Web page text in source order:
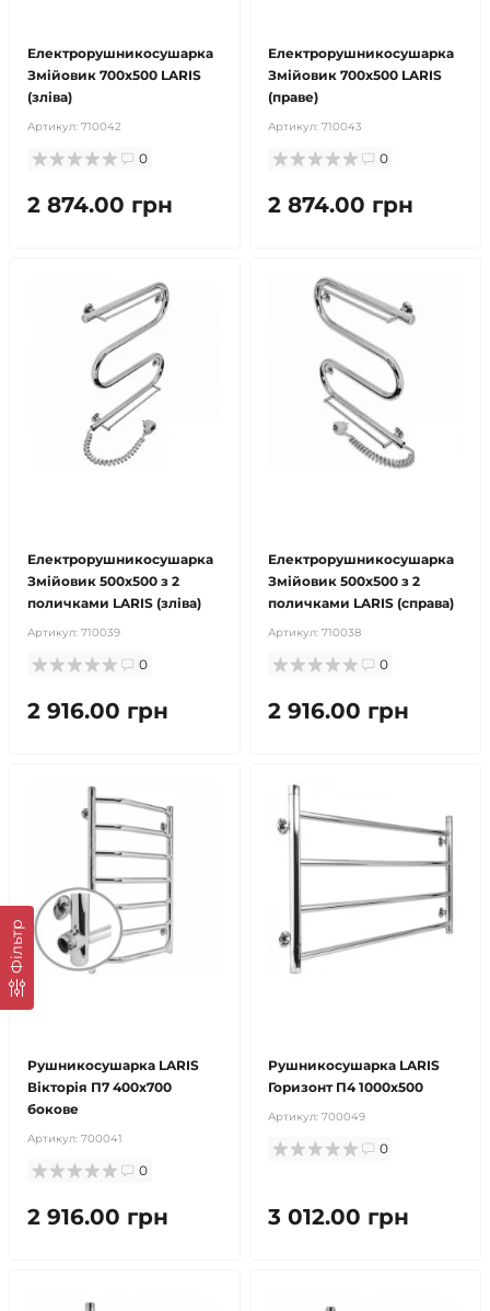
Фільтр
Електрорушникосушарка
Змійовик 700х500 LARIS
(зліва)
Артикул: 710042
0
2 874.00 грн
Електрорушникосушарка
Змійовик 700х500 LARIS
(праве)
Артикул: 710043
0
2 874.00 грн
Електрорушникосушарка
Змійовик 500х500 з 2
поличками LARIS (зліва)
Артикул: 710039
0
2 916.00 грн
Електрорушникосушарка
Змійовик 500х500 з 2
поличками LARIS (справа)
Артикул: 710038
0
2 916.00 грн
безкоштовна доставка!
Рушникосушарка LARIS
Вікторія П7 400х700
бокове
Артикул: 700041
0
2 916.00 грн
Рушникосушарка LARIS
Горизонт П4 1000х500
Артикул: 700049
0
3 012.00 грн